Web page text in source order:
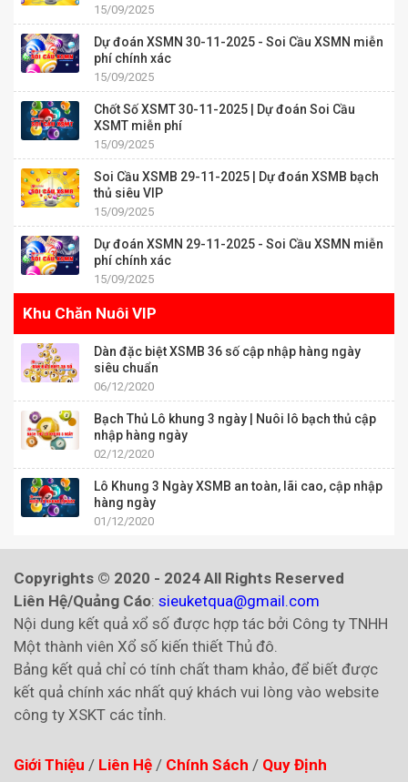
15/09/2025
Dự đoán XSMN 30-11-2025 - Soi Cầu XSMN miễn
phí chính xác
15/09/2025
Chốt Số XSMT 30-11-2025 | Dự đoán Soi Cầu
XSMT miễn phí
15/09/2025
Soi Cầu XSMB 29-11-2025 | Dự đoán XSMB bạch
thủ siêu VIP
15/09/2025
Dự đoán XSMN 29-11-2025 - Soi Cầu XSMN miễn
phí chính xác
15/09/2025
Khu Chăn Nuôi VIP
Dàn đặc biệt XSMB 36 số cập nhập hàng ngày
siêu chuẩn
06/12/2020
Bạch Thủ Lô khung 3 ngày | Nuôi lô bạch thủ cập
nhập hàng ngày
02/12/2020
Lô Khung 3 Ngày XSMB an toàn, lãi cao, cập nhập
hàng ngày
01/12/2020
Copyrights © 2020 - 2024 All Rights Reserved
Liên Hệ/Quảng Cáo: sieuketqua@gmail.com
Nội dung kết quả xổ số được hợp tác bởi Công ty TNHH
Một thành viên Xổ số kiến thiết Thủ đô.
Bảng kết quả chỉ có tính chất tham khảo, để biết được
kết quả chính xác nhất quý khách vui lòng vào website
công ty XSKT các tỉnh.
Giới Thiệu / Liên Hệ / Chính Sách / Quy Định